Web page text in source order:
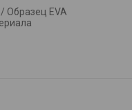
/ Образец EVA